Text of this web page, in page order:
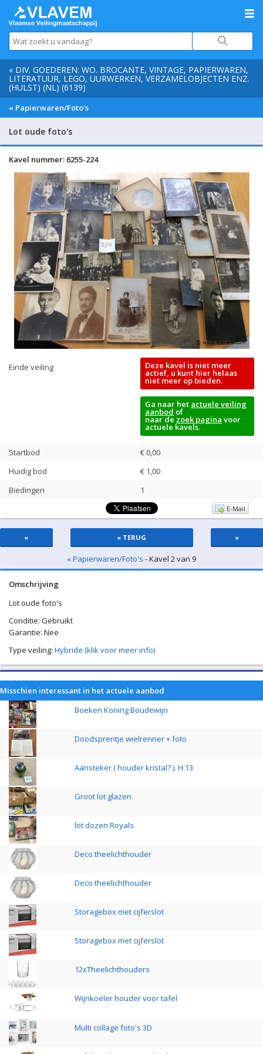
« DIV. GOEDEREN: WO. BROCANTE, VINTAGE, PAPIERWAREN,
LITERATUUR, LEGO, UURWERKEN, VERZAMELOBJECTEN ENZ.
(HULST) (NL) (6139)
« Papierwaren/Foto's
Lot oude foto's
Kavel nummer: 6255-224
Einde veiling Deze kavel is niet meer
actief, u kunt hier helaas
niet meer op bieden.
Ga naar het actuele veiling
aanbod of
naar de zoek pagina voor
actuele kavels.
Startbod
€ 0,00
Huidig bod
€ 1,00
Biedingen
1
E-Mail
« « TERUG »
« Papierwaren/Foto's - Kavel 2 van 9
Omschrijving
Lot oude foto's
Conditie: Gebruikt
Garantie: Nee
Type veiling: Hybride (klik voor meer info)
Misschien interessant in het actuele aanbod
Boeken Koning Boudewijn
Doodsprentje wielrenner + foto
Aansteker ( houder kristal? ). H:13
Groot lot glazen
lot dozen Royals
Deco theelichthouder
Deco theelichthouder
Storagebox met cijferslot
Storagebox met cijferslot
12xTheelichthouders
Wijnkoeler houder voor tafel
Multi collage foto's 3D